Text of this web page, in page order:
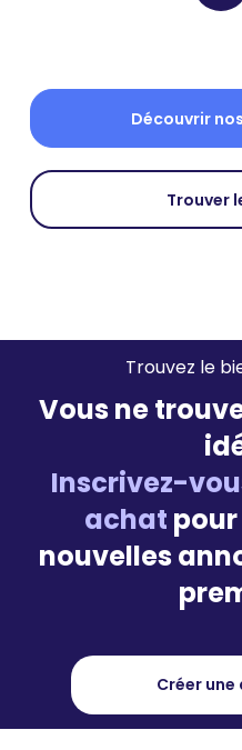
Découvrir
Trouver
Trouvez le
Vous ne
Inscrivez-
achat
nouvelles
Créer